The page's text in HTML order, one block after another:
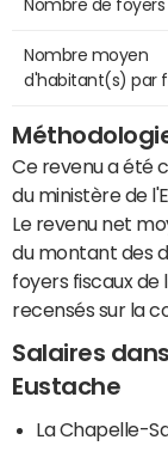
Nombre de
Nombre moyen
d'habitant(s) par
Ce revenu a été
du ministère de
Le revenu net
du montant des
foyers fiscaux
recensés sur la
Salaires
Eustache
La Chapelle-